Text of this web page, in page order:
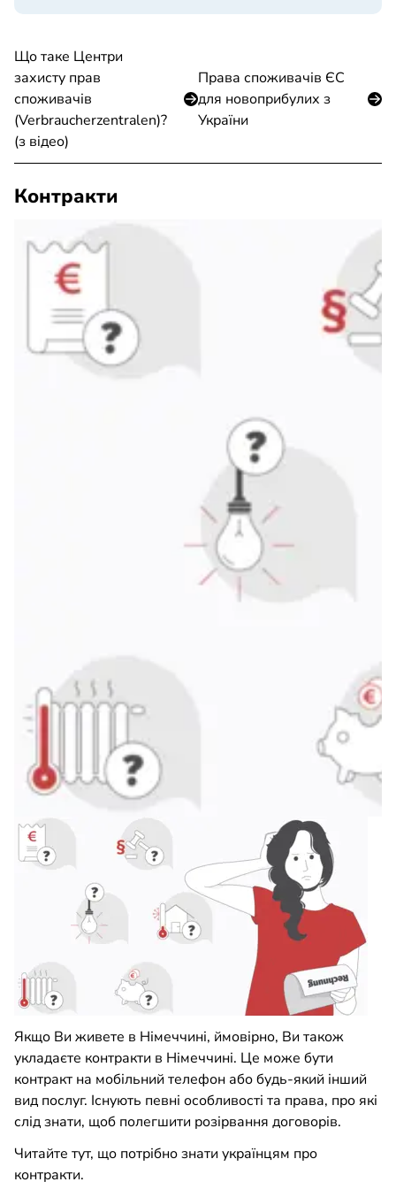
Що таке Центри
захисту прав
споживачів
(Verbraucherzentralen)?
(з вiдео)
Права споживачів ЄС
для новоприбулих з
України
Контракти
Якщо Ви живете в Німеччині, ймовірно, Ви також
укладаєте контракти в Німеччині. Це може бути
контракт на мобільний телефон або будь-який інший
вид послуг. Існують певні особливості та права, про які
слід знати, щоб полегшити розірвання договорів.
Читайте тут, що потрібно знати українцям про
контракти.